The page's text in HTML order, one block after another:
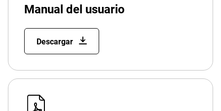
Manual del usuario
Descargar